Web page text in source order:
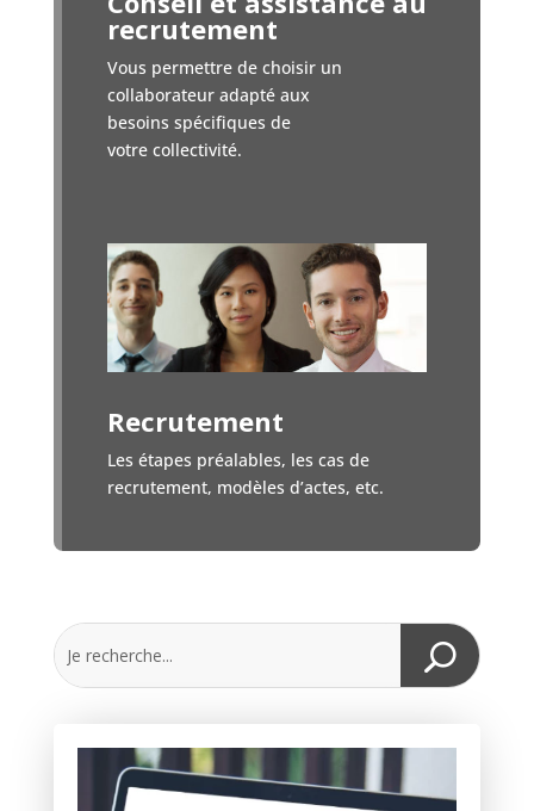
recrutement
Vous permettre de choisir un
collaborateur adapté aux
besoins spécifiques de
votre collectivité.
Recrutement
Les étapes préalables, les cas de
recrutement, modèles d’actes, etc.